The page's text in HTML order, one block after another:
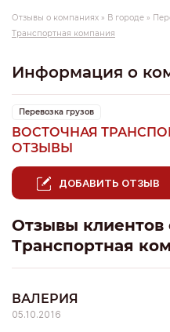
Отзывы о компаниях » В городе »
Транспортная компания
Информация о
Перевозка грузов
ВОСТОЧНАЯ
ОТЗЫВЫ
ДОБАВИТЬ ОТЗЫВ
Отзывы клиентов
Транспортная
ВАЛЕРИЯ
05.10.2016